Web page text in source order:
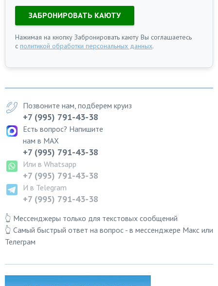
ЗАБРОНИРОВАТЬ КАЮТУ
Нажимая на кнопку Забронировать каюту Вы соглашаетесь
с политикой обработки персональных данных.
Позвоните нам, подберем круиз
+7 (995) 791-43-38
Есть вопрос? Напишите
нам в MAX
+7 (995) 791-43-38
Или в Whatsapp
+7 (995) 791-43-38
И в Telegram
+7 (995) 791-43-38
👆 Мессенджеры только для текстовых сообщений
👆 Самый быстрый ответ на вопрос - в мессенджере Макс или
Телеграм